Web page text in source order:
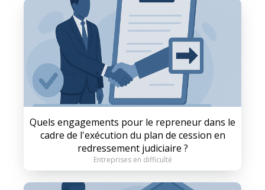
Quels engagements pour le repreneur dans le
cadre de l'exécution du plan de cession en
redressement judiciaire ?
Entreprises en difficulté